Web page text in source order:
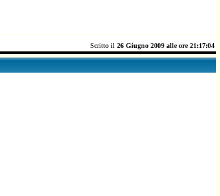
Scritto il 26 Giugno 2009 alle ore 21:17:04